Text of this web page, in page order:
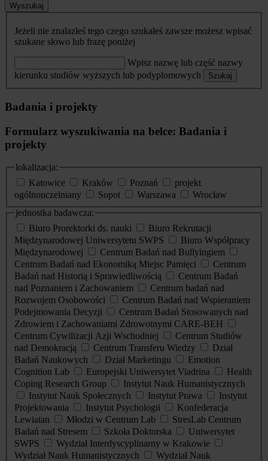
Wyszukaj
Jeżeli nie znalazłeś tego czego szukałeś zawsze możesz wpisać
szukane słowo lub frazę poniżej
Wpisz nazwę lub część nazwy
kierunku studiów wyższych lub podyplomowych
Szukaj
Badania i projekty
Formularz wyszukiwania na belce: Badania i
projekty
lokalizacja:
Katowice
Kraków Poznań
projekt
ogólnouczelniany
Sopot Warszawa
Wrocław
jednostka badawcza:
Biuro Prorektorki ds. nauki
Biuro Rekrutacji
Międzynarodowej Uniwersytetu SWPS
Biuro Współpracy
Międzynarodowej
Centrum Badań nad Bullyingiem
Centrum Badań nad Ekonomiką Miejsc Pamięci
Centrum
Badań nad Historią i Sprawiedliwością
Centrum Badań
nad Poznaniem i Zachowaniem
Centrum badań nad
Rozwojem Osobowości
Centrum Badań nad Wspieraniem
Podejmowania Decyzji
Centrum Badań Stosowanych nad
Zdrowiem i Zachowaniami Zdrowotnymi CARE-BEH
Centrum Cywilizacji Azji Wschodniej
Centrum Studiów
nad Demokracją
Centrum Transferu Wiedzy
Dział
Badań Naukowych
Dział Marketingu
Emotion
Cognition Lab
Europejski Uniwersytet Viadrina
Health
Coping Research Group
Instytut Nauk Humanistycznych
Instytut Nauk Społecznych
Instytut Prawa
Instytut
Projektowania
Instytut Psychologii
Konfederacja
Lewiatan
Młodzi w Centrum Lab
StresLab Centrum
Badań nad Stresem
Szkoła Doktorska
Uniwersytet
SWPS
Wydział Interdyscyplinarny w Krakowie
Wydział Nauk Humanistycznych
Wydział Nauk